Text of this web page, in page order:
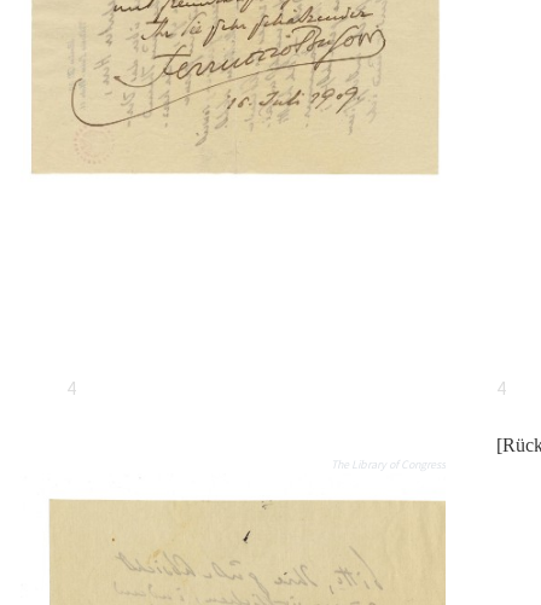
4 4
The Library of Congress